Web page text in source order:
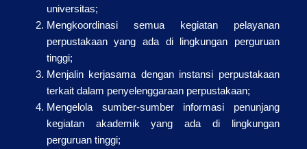
universitas;
Mengkoordinasi semua kegiatan pelayanan
perpustakaan yang ada di lingkungan perguruan
tinggi;
Menjalin kerjasama dengan instansi perpustakaan
terkait dalam penyelenggaraan perpustakaan;
Mengelola sumber-sumber informasi penunjang
kegiatan akademik yang ada di lingkungan
perguruan tinggi;